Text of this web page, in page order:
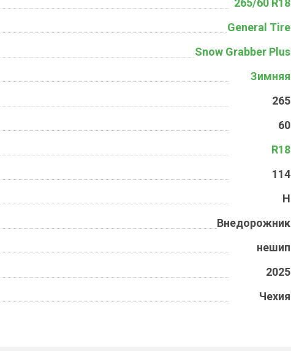
265/60 R18
General Tire
Snow Grabber Plus
Зимняя
265
60
R18
114
H
Внедорожник
нешип
2025
Чехия